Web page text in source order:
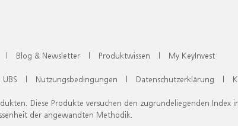
| Blog & Newsletter | Produktwissen | My KeyInvest
| Nutzungsbedingungen | Datenschutzerklärung |
Diese Produkte versuchen den zugrundeliegenden Index
der angewandten Methodik.